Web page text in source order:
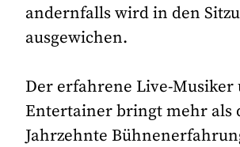
andernfalls wird in den
ausgewichen.
Der erfahrene Live-Musiker
Entertainer bringt mehr als
Jahrzehnte